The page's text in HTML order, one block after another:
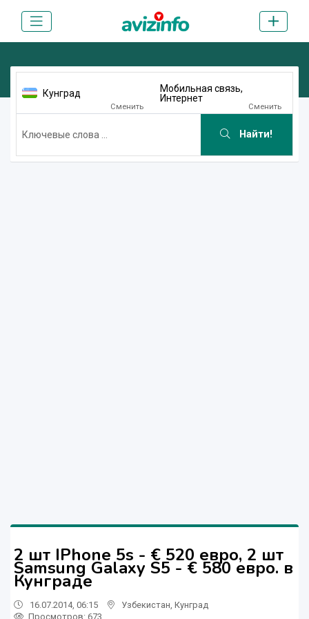
Кунград
Сменить
Мобильная связь,
Интернет
Сменить
Найти!
2 шт IPhone 5s - € 520 евро, 2 шт
Samsung Galaxy S5 - € 580 евро. в
Кунграде
16.07.2014, 06:15 Узбекистан Кунград
Просмотров: 673